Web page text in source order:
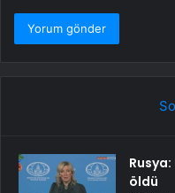
öldü